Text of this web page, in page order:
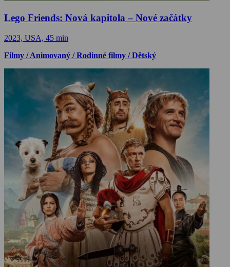
Lego Friends: Nová kapitola – Nové začátky
2023, USA, 45 min
Filmy / Animovaný / Rodinné filmy / Dětský